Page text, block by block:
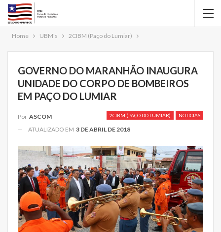
Home UBM's 2CIBM (Paço do Lumiar)
GOVERNO DO MARANHÃO INAUGURA
UNIDADE DO CORPO DE BOMBEIROS
EM PAÇO DO LUMIAR
2CIBM (PAÇO DO LUMIAR) NOTICIAS
Por ASCOM
ATUALIZADO EM 3 DE ABRIL DE 2018